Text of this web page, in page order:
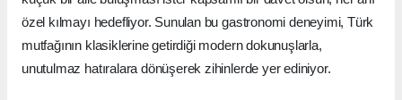
özel kılmayı hedefliyor. Sunulan bu gastronomi deneyimi, Türk
mutfağının klasiklerine getirdiği modern dokunuşlarla,
unutulmaz hatıralara dönüşerek zihinlerde yer ediniyor.